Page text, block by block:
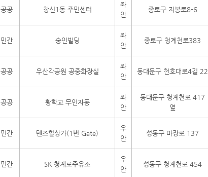
공공 창신1동 주민센터
좌
안
종로구 지봉로8-6
민간 숭인빌딩
좌
안
종로구 청계천로383
공공 우산각공원 공중화장실
좌
안
동대문구 천호대로4길 22
공공 황학교 무인자동
좌
안
동대문구 청계천로 417
옆
민간 텐즈힐상가(1번 Gate)
우
안
성동구 마장로 137
민간 SK 청계로주유소
우
안
성동구 청계천로 454